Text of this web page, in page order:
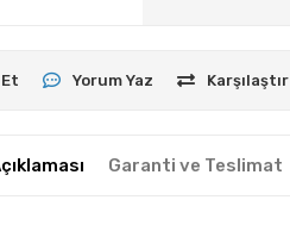
Yorum Yaz Karşılaştır
Garanti ve Teslimat